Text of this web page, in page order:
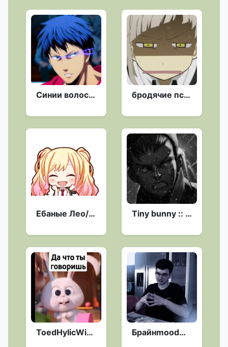
Синии волосы Aomine Daiki :: @fStikBot бродячие псы ❤❤❤❤❤ :: @fStikBot
Ебаные Лео/нид :: @fStikBot Tiny bunny :: @fStikBot
ToedHylicWiry :: @fStikBot Брайнmood💍 @brianmapsOK :: @fStikBot